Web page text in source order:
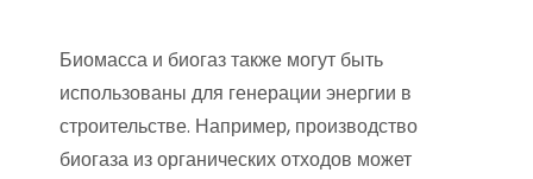
Биомасса и биогаз также могут быть
использованы для генерации энергии в
строительстве. Например, производство
биогаза из органических отходов может